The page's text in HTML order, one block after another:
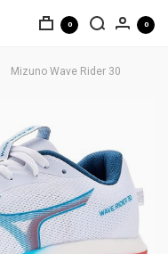
0 0
Mizuno Wave Rider 30